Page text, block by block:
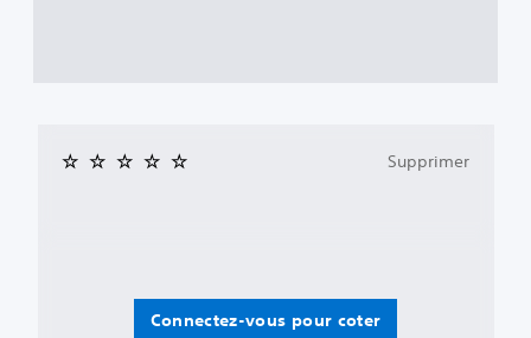
Connectez-vous pour coter
Supprimer